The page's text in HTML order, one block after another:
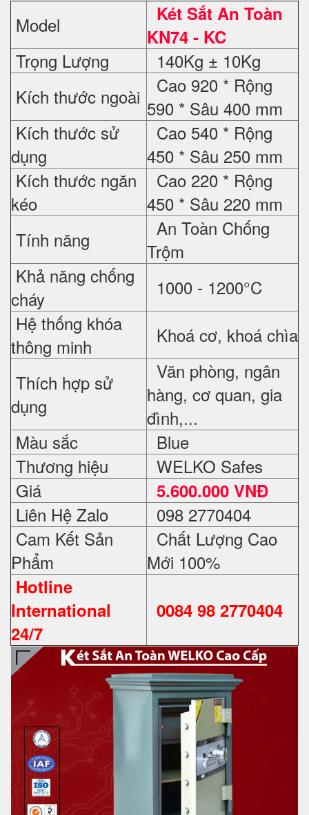
Model
Két Sắt An Toàn
KN74 - KC
Trọng Lượng
140Kg ± 10Kg
Kích thước ngoài
Cao 920 * Rộng
590 * Sâu 400 mm
Kích thước sử
dụng
Cao 540 * Rộng
450 * Sâu 250 mm
Kích thước ngăn
kéo
Cao 220 * Rộng
450 * Sâu 220 mm
Tính năng
An Toàn Chống
Trộm
Khả năng chống
cháy
1000 - 1200°C
Hệ thống khóa
thông minh
Khoá cơ, khoá chìa
Thích hợp sử
dụng
Văn phòng, ngân
hàng, cơ quan, gia
đình,...
Màu sắc
Blue
Thương hiệu
WELKO Safes
Giá
5.600.000 VNĐ
Liên Hệ Zalo
098 2770404
Cam Kết Sản
Phẩm
Chất Lượng Cao
Mới 100%
Hotline
International
24/7
0084 98 2770404